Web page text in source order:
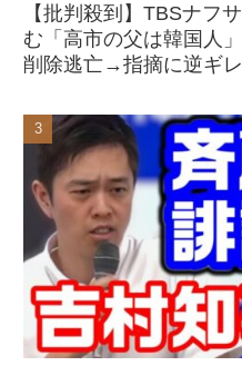
【批判殺到】TBSナフ
む「高市の父は韓国人
削除逃亡→指摘に逆ギレ